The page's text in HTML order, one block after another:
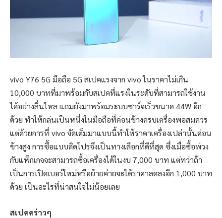
vivo Y76 5G มือถือ 5G สเปคแรงจาก vivo ในราคาไม่เกิน
10,000 บาทที่มาพร้อมกับสเปคที่แรงในระดับที่สามารถใช้งาน
ได้อย่างลื่นไหล แถมยังมาพร้อมระบบชาร์จเร็วขนาด 44W อีก
ด้วย ทำให้กล่นเป็นหนึ่งในมือถือที่ค่อนข้างครบเครื่องพอสมควร
แต่ด้วยการที่ vivo จัดเต็มมาแบบนี้ทำให้ราคาเครื่องเปล่านั้นค่อน
ข้างสูง การซื้อแบบติดโปรจึงเป็นทางเลือกที่ดีที่สุด ซึ่งเมื่อซื้อพ่วง
กับแพ็กเกจจะสามารถซื้อเครื่องได้ในงบ 7,000 บาท แต่ทว่าถ้า
เป็นการเปิดเบอร์ใหม่หรือย้ายค่ายจะได้ราคาลดลงอีก 1,000 บาท
ด้วย เป็นอะไรที่น่าสนใจไม่น้อยเลย
สเปคคร่าวๆ